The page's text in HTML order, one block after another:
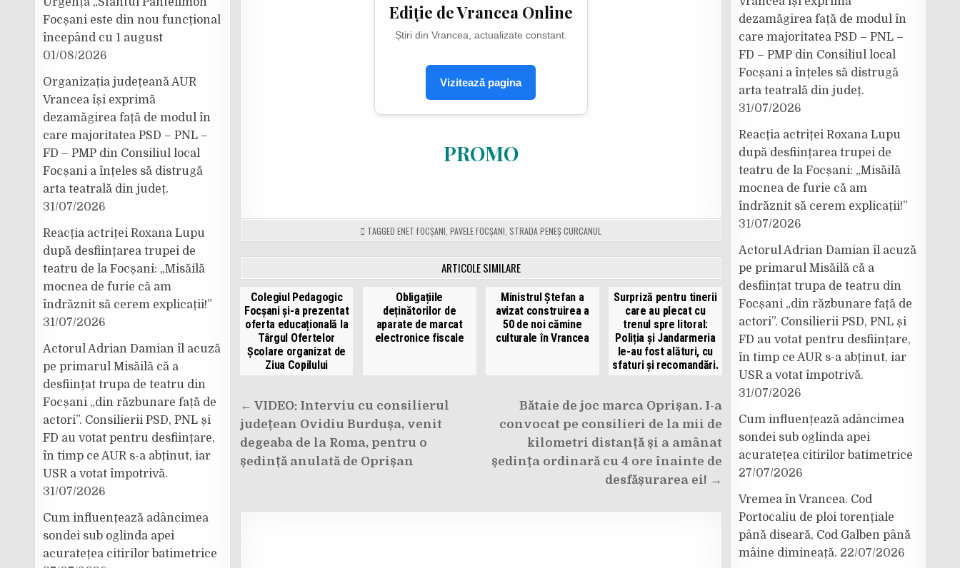
Ediție de Vrancea Online
Știri din Vrancea, actualizate constant.
Vizitează pagina
PROMO
TAGGEDENET FOCȘANI ,PAVELE FOCȘANI STRADA PENEȘ CURCANUL
ARTICOLE SIMILARE
Colegiul Pedagogic
Focșani și-a prezentat
oferta educațională la
Târgul Ofertelor
Școlare organizat de
Ziua Copilului
Obligațiile
deținătorilor de
aparate de marcat
electronice fiscale
Ministrul Ștefan a
avizat construirea a
50 de noi cămine
culturale în Vrancea
Surpriză pentru tinerii
care au plecat cu
trenul spre litoral:
Poliția și Jandarmeria
le-au fost alături, cu
sfaturi și recomandări.
Navigare
în
articole
Bătaie de joc marca Oprișan. I-a
convocat pe consilieri de la mii de
kilometri distanță și a amânat
ședința ordinară cu 4 ore înainte de
desfășurarea ei! →
← VIDEO: Interviu cu consilierul
județean Ovidiu Burdușa, venit
degeaba de la Roma, pentru o
ședință anulată de Oprișan
Focșani este din nou funcțional
începând cu 1 august
01/08/2026
Organizația județeană AUR
Vrancea își exprimă
dezamăgirea față de modul în
care majoritatea PSD – PNL –
FD – PMP din Consiliul local
Focșani a înțeles să distrugă
arta teatrală din județ.
31/07/2026
Reacția actriței Roxana Lupu
după desființarea trupei de
teatru de la Focșani: „Misăilă
mocnea de furie că am
îndrăznit să cerem explicații!”
31/07/2026
Actorul Adrian Damian îl acuză
pe primarul Misăilă că a
desființat trupa de teatru din
Focșani „din răzbunare față de
actori”. Consilierii PSD, PNL și
FD au votat pentru desființare,
în timp ce AUR s-a abținut, iar
USR a votat împotrivă.
31/07/2026
Cum influențează adâncimea
sondei sub oglinda apei
acuratețea citirilor batimetrice
dezamăgirea față de modul în
care majoritatea PSD – PNL –
FD – PMP din Consiliul local
Focșani a înțeles să distrugă
arta teatrală din județ.
31/07/2026
Reacția actriței Roxana Lupu
după desființarea trupei de
teatru de la Focșani: „Misăilă
mocnea de furie că am
îndrăznit să cerem explicații!”
31/07/2026
Actorul Adrian Damian îl acuză
pe primarul Misăilă că a
desființat trupa de teatru din
Focșani „din răzbunare față de
actori”. Consilierii PSD, PNL și
FD au votat pentru desființare,
în timp ce AUR s-a abținut, iar
USR a votat împotrivă.
31/07/2026
Cum influențează adâncimea
sondei sub oglinda apei
acuratețea citirilor batimetrice
27/07/2026
Vremea în Vrancea. Cod
Portocaliu de ploi torențiale
până diseară, Cod Galben până
mâine dimineață. 22/07/2026